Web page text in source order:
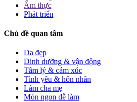
Ẩm thực
Phát triển
Chủ đề quan tâm
Da đẹp
Dinh dưỡng & vận động
Tâm lý & cảm xúc
Tình yêu & hôn nhân
Làm cha mẹ
Món ngon dễ làm